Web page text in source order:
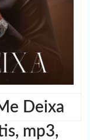
Deixa
mp3,